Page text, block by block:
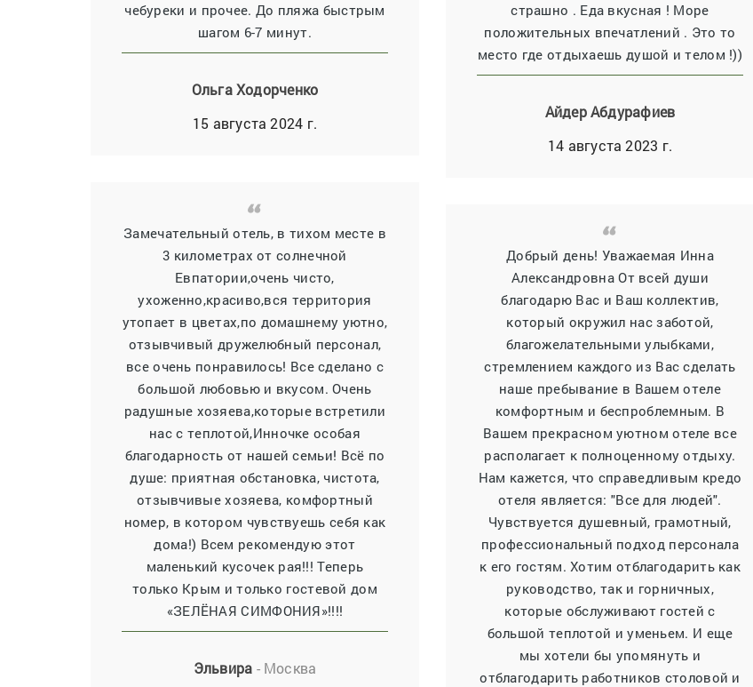
чебуреки и прочее. До пляжа быстрым
шагом 6-7 минут.
Ольга Ходорченко
15 августа 2024 г.
страшно . Еда вкусная ! Море
положительных впечатлений . Это то
место где отдыхаешь душой и телом !))
Айдер Абдурафиев
14 августа 2023 г.
Замечательный отель, в тихом месте в
3 километрах от солнечной
Евпатории,очень чисто,
ухоженно,красиво,вся территория
утопает в цветах,по домашнему уютно,
отзывчивый дружелюбный персонал,
все очень понравилось! Все сделано с
большой любовью и вкусом. Очень
радушные хозяева,которые встретили
нас с теплотой,Инночке особая
благодарность от нашей семьи! Всё по
душе: приятная обстановка, чистота,
отзывчивые хозяева, комфортный
номер, в котором чувствуешь себя как
дома!) Всем рекомендую этот
маленький кусочек рая!!! Теперь
только Крым и только гостевой дом
«ЗЕЛЁНАЯ СИМФОНИЯ»!!!!
Эльвира - Москва
Добрый день! Уважаемая Инна
Александровна От всей души
благодарю Вас и Ваш коллектив,
который окружил нас заботой,
благожелательными улыбками,
стремлением каждого из Вас сделать
наше пребывание в Вашем отеле
комфортным и беспроблемным. В
Вашем прекрасном уютном отеле все
располагает к полноценному отдыху.
Нам кажется, что справедливым кредо
отеля является: "Все для людей".
Чувствуется душевный, грамотный,
профессиональный подход персонала
к его гостям. Хотим отблагодарить как
руководство, так и горничных,
которые обслуживают гостей с
большой теплотой и уменьем. И еще
мы хотели бы упомянуть и
отблагодарить работников столовой и